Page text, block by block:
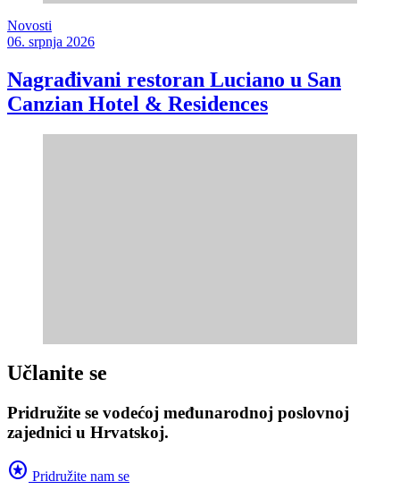
Novosti
06. srpnja 2026
Nagrađivani restoran Luciano u San
Canzian Hotel & Residences
Učlanite se
Pridružite se vodećoj međunarodnoj poslovnoj
zajednici u Hrvatskoj.
stars Pridružite nam se